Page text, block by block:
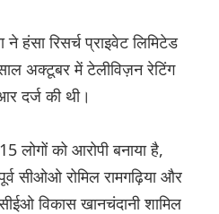
हंसा रिसर्च प्राइवेट लिमिटेड
अक्टूबर में टेलीविज़न रेटिंग
दर्ज की थी।
लोगों को आरोपी बनाया है,
सीओओ रोमिल रामगढ़िया और
विकास खानचंदानी शामिल